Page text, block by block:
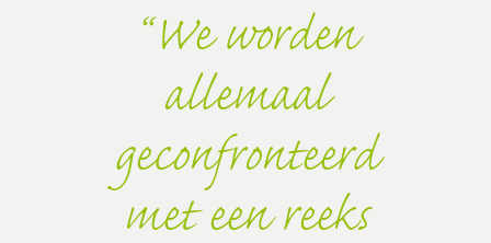
We worden
allemaal
geconfronteerd
met een reeks